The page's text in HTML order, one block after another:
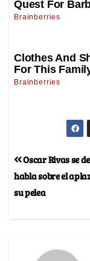
Oscar Rivas se
habla sobre el
su pelea